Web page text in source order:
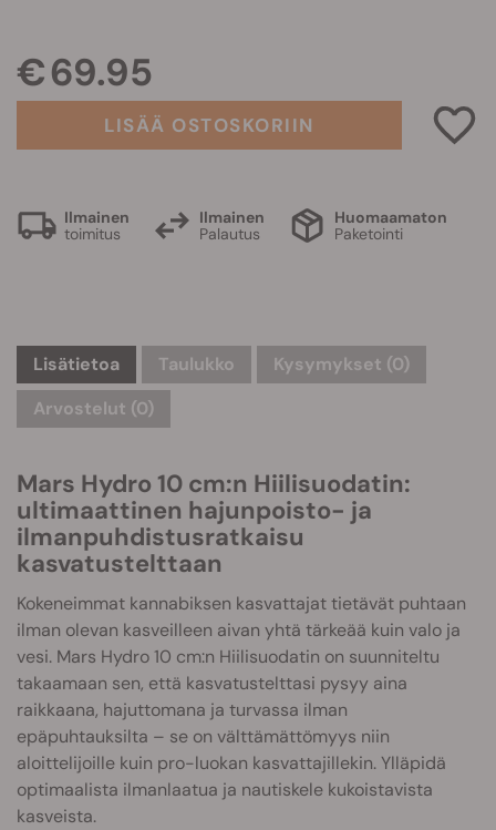
€ 69.95
LISÄÄ OSTOSKORIIN
Ilmainen
toimitus
Ilmainen
Palautus
Huomaamaton
Paketointi
Lisätietoa Taulukko Kysymykset (0)
Arvostelut (0)
Mars Hydro 10 cm:n Hiilisuodatin:
ultimaattinen hajunpoisto- ja
ilmanpuhdistusratkaisu
kasvatustelttaan
Kokeneimmat kannabiksen kasvattajat tietävät puhtaan
ilman olevan kasveilleen aivan yhtä tärkeää kuin valo ja
vesi. Mars Hydro 10 cm:n Hiilisuodatin on suunniteltu
takaamaan sen, että kasvatustelttasi pysyy aina
raikkaana, hajuttomana ja turvassa ilman
epäpuhtauksilta – se on välttämättömyys niin
aloittelijoille kuin pro-luokan kasvattajillekin. Ylläpidä
optimaalista ilmanlaatua ja nautiskele kukoistavista
kasveista.